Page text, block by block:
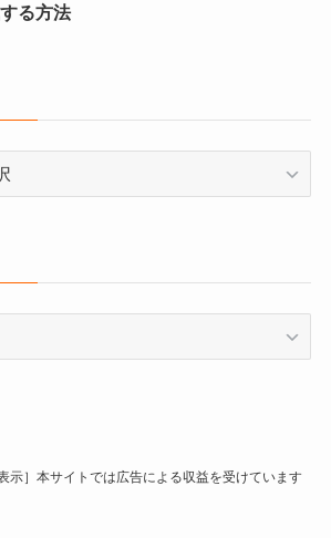
る方法
示］本サイトでは広告による収益を受けています